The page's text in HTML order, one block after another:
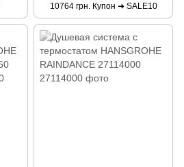
10764 грн. Купон ➜ SALE10